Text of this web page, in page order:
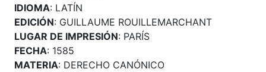
IDIOMA: LATÍN
EDICIÓN: GUILLAUME ROUILLEMARCHANT
LUGAR DE IMPRESIÓN: PARÍS
FECHA: 1585
MATERIA: DERECHO CANÓNICO